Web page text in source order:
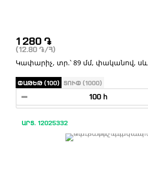
1 280 ֏
(12.80 ֏ /Հ)
Կափարիչ, տր.՝ 89 մմ, փականով, սև
ՓԱԹԵԹ (100) ՏՈՒՓ (1000)
ԱՐՏ. 12025332